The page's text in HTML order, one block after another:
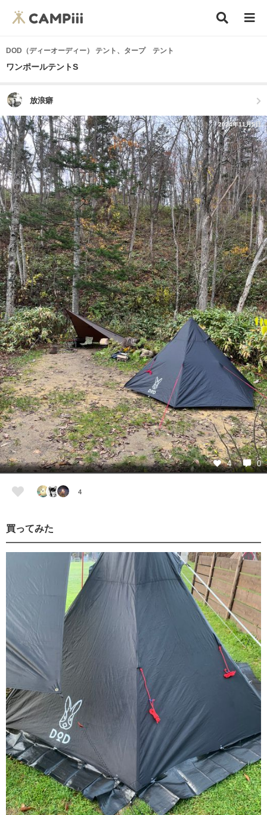
DOD（ディーオーディー） テント、タープ テント
ワンポールテントS
放浪癖
2024年11月5日
4 0
4
買ってみた